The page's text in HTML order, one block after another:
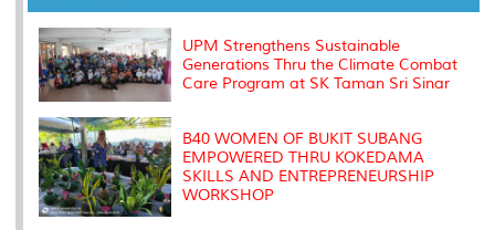
o
k
r
I
n
e
s
UPM Strengthens Sustainable
Generations Thru the Climate Combat
Care Program at SK Taman Sri Sinar
B40 WOMEN OF BUKIT SUBANG
EMPOWERED THRU KOKEDAMA
SKILLS AND ENTREPRENEURSHIP
WORKSHOP